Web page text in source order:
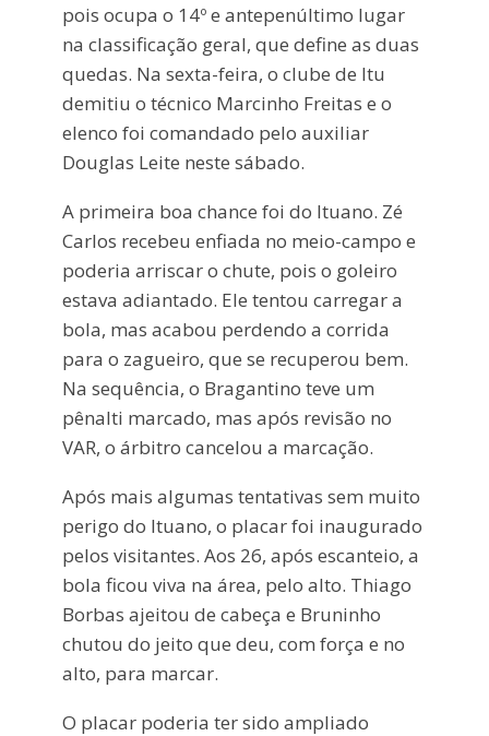
pois ocupa o 14º e antepenúltimo lugar
na classificação geral, que define as duas
quedas. Na sexta-feira, o clube de Itu
demitiu o técnico Marcinho Freitas e o
elenco foi comandado pelo auxiliar
Douglas Leite neste sábado.
A primeira boa chance foi do Ituano. Zé
Carlos recebeu enfiada no meio-campo e
poderia arriscar o chute, pois o goleiro
estava adiantado. Ele tentou carregar a
bola, mas acabou perdendo a corrida
para o zagueiro, que se recuperou bem.
Na sequência, o Bragantino teve um
pênalti marcado, mas após revisão no
VAR, o árbitro cancelou a marcação.
Após mais algumas tentativas sem muito
perigo do Ituano, o placar foi inaugurado
pelos visitantes. Aos 26, após escanteio, a
bola ficou viva na área, pelo alto. Thiago
Borbas ajeitou de cabeça e Bruninho
chutou do jeito que deu, com força e no
alto, para marcar.
O placar poderia ter sido ampliado